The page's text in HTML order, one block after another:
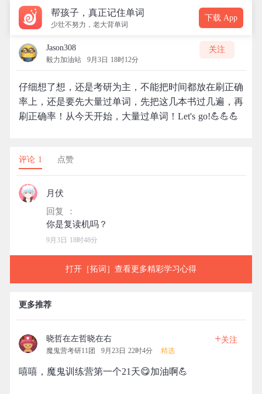
帮孩子，真正记住单词
少壮不努力，老大背单词
下载 App
Jason308
毅力加油站 9月3日 18时12分
关注
仔细想了想，还是考研为主，不能把时间都放在刷正确
率上，还是要先大量过单词，先把这几本书过几遍，再
刷正确率！从今天开始，大量过单词！Let's go!💪💪💪
评论 1 点赞
月伏
回复 ：
9月3日 18时48分
打开［拓词］查看更多精彩学习心得
更多推荐
晓哲在左哲晓在右
魔鬼营考研11团 9月23日 22时4分 精选
+关注
嘻嘻，魔鬼训练营第一个21天😋加油啊💪